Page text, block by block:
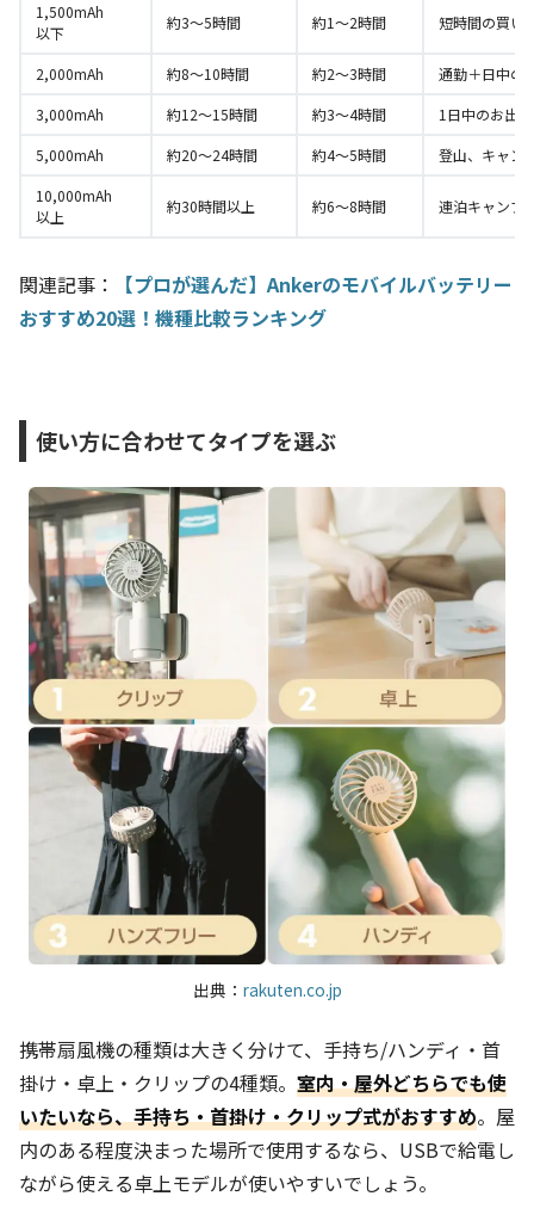
1,500mAh
以下
約3〜5時間 約1〜2時間 短時間の買い
2,000mAh 約8〜10時間 約2〜3時間
通勤＋日中の
3,000mAh
約12〜15時間 約3〜4時間
1日中のお出
5,000mAh
約20〜24時間 約4〜5時間
登山、キャン
10,000mAh
以上
約30時間以上 約6〜8時間 連泊キャンプ
関連記事：
【プロが選んだ】Ankerのモバイルバッテリー
おすすめ20選！機種比較ランキング
使い方に合わせてタイプを選ぶ
出典： rakuten.co.jp
携帯扇風機の種類は大きく分けて、手持ち/ハンディ・首
掛け・卓上・クリップの4種類。 室内・屋外どちらでも使
いたいなら、手持ち・首掛け・クリップ式がおすすめ。屋
内のある程度決まった場所で使用するなら、USBで給電し
ながら使える卓上モデルが使いやすいでしょう。